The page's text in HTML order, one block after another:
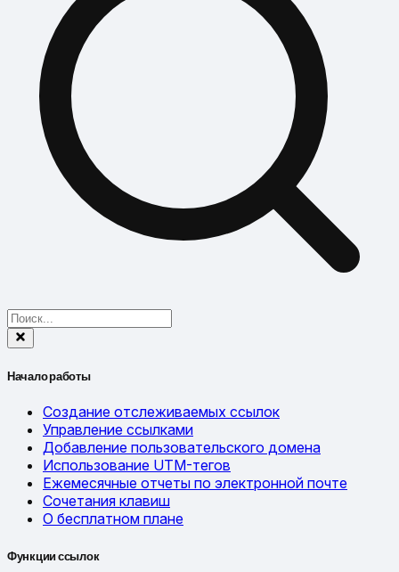
Начало работы
Создание отслеживаемых ссылок
Управление ссылками
Добавление пользовательского домена
Использование UTM-тегов
Ежемесячные отчеты по электронной почте
Сочетания клавиш
О бесплатном плане
Функции ссылок